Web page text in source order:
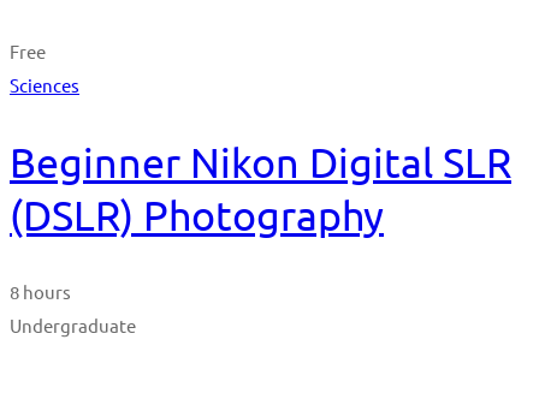
Free
Sciences
Beginner Nikon Digital SLR
(DSLR) Photography
8 hours
Undergraduate